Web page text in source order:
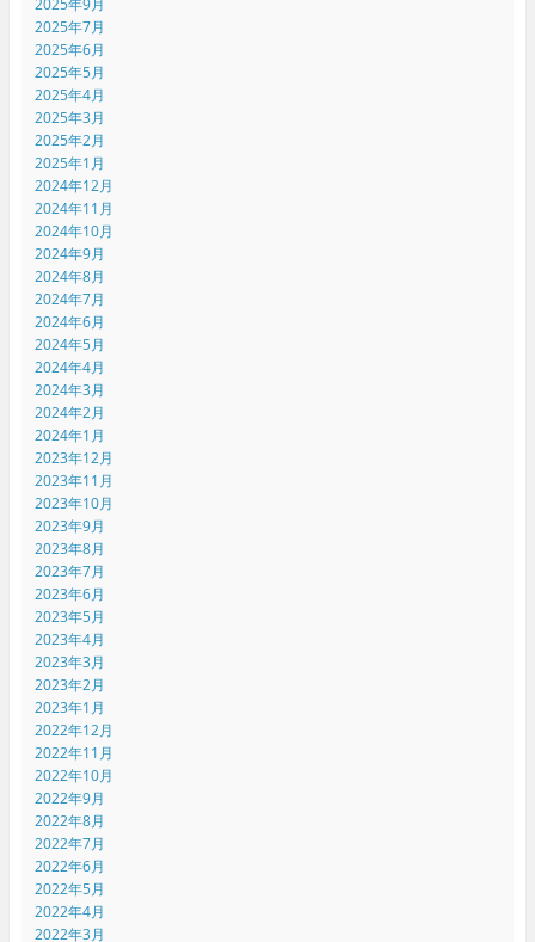
2025年9月
2025年7月
2025年6月
2025年5月
2025年4月
2025年3月
2025年2月
2025年1月
2024年12月
2024年11月
2024年10月
2024年9月
2024年8月
2024年7月
2024年6月
2024年5月
2024年4月
2024年3月
2024年2月
2024年1月
2023年12月
2023年11月
2023年10月
2023年9月
2023年8月
2023年7月
2023年6月
2023年5月
2023年4月
2023年3月
2023年2月
2023年1月
2022年12月
2022年11月
2022年10月
2022年9月
2022年8月
2022年7月
2022年6月
2022年5月
2022年4月
2022年3月